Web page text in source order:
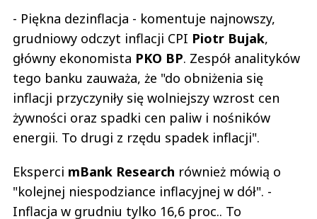
- Piękna dezinflacja - komentuje najnowszy,
grudniowy odczyt inflacji CPI Piotr Bujak,
główny ekonomista PKO BP. Zespół analityków
tego banku zauważa, że "do obniżenia się
inflacji przyczyniły się wolniejszy wzrost cen
żywności oraz spadki cen paliw i nośników
energii. To drugi z rzędu spadek inflacji".
Eksperci mBank Research również mówią o
"kolejnej niespodziance inflacyjnej w dół". -
Inflacja w grudniu tylko 16,6 proc.. To